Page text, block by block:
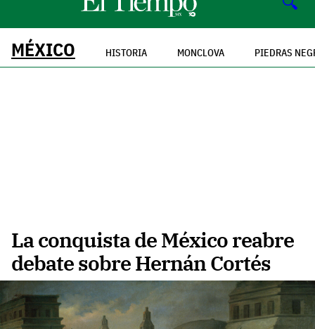
MÉXICO HISTORIA MONCLOVA PIEDRAS
La conquista de México reabre
debate sobre Hernán Cortés